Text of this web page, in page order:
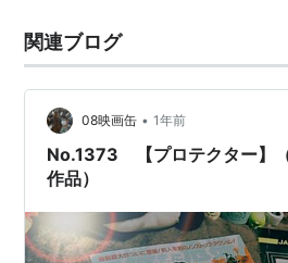
関連ブログ
08映画缶 • 1年前
No.1373 【プロテクター】
作品）